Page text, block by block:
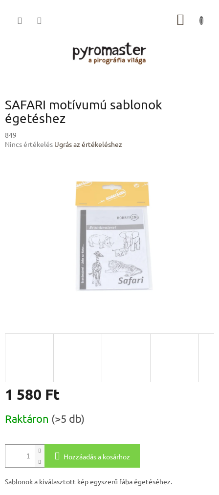
KOSÁR
SAFARI motívumú sablonok
égetéshez
849
A
Nincs értékelés Ugrás az értékeléshez
1 580 Ft
Raktáron (>5 db)
Hozzáadás a kosárhoz
Sablonok a kiválasztott kép egyszerű fába égetéséhez.